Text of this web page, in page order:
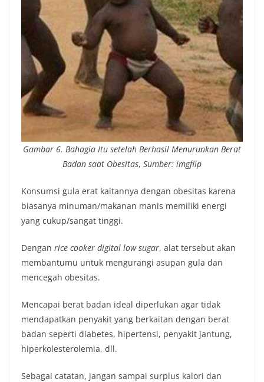
Gambar 6. Bahagia Itu setelah Berhasil Menurunkan Berat
Badan saat Obesitas, Sumber: imgflip
Konsumsi gula erat kaitannya dengan obesitas karena
biasanya minuman/makanan manis memiliki energi
yang cukup/sangat tinggi.
Dengan rice cooker digital low sugar, alat tersebut akan
membantumu untuk mengurangi asupan gula dan
mencegah obesitas.
Mencapai berat badan ideal diperlukan agar tidak
mendapatkan penyakit yang berkaitan dengan berat
badan seperti diabetes, hipertensi, penyakit jantung,
hiperkolesterolemia, dll.
Sebagai catatan, jangan sampai surplus kalori dan